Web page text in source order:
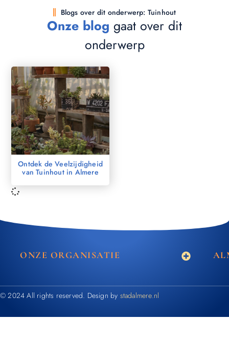
Blogs over dit onderwerp: Tuinhout
Onze blog gaat over dit
onderwerp
Ontdek de Veelzijdigheid
van Tuinhout in Almere
ONZE ORGANISATIE
© 2024 All rights reserved. Design by stadalmere.nl